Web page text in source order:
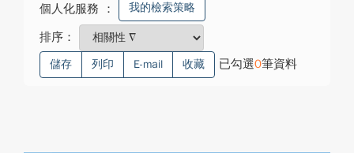
個人化服務 ： 我的檢索策略
排序：
儲存 列印 E-mail 收藏 已勾選0筆資料